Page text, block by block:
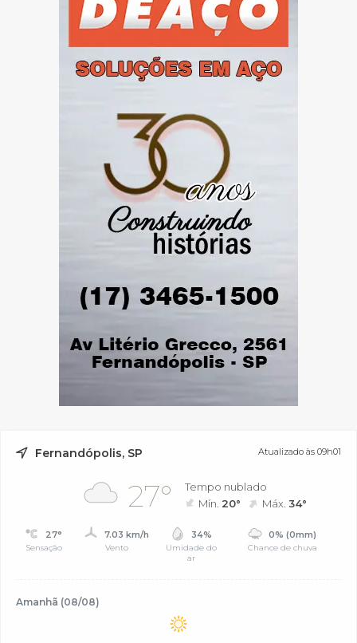
Fernandópolis, SP Atualizado às 09h01
27°
Tempo nublado
Mín. 20° Máx.34°
27°
Sensação
7.03 km/h
Vento
34%
Umidade do
ar
0% (0mm)
Chance de chuva
Amanhã (08/08)